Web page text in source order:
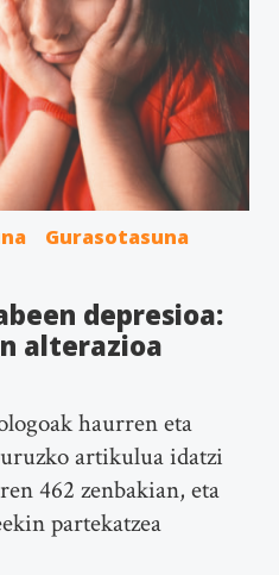
Gurasotasuna
depresioa:
alterazioa
haurren eta
artikulua idatzi
462 zenbakian, eta
partekatzea